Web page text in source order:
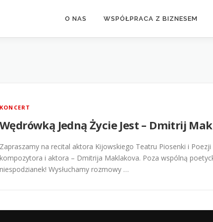
O NAS WSPÓŁPRACA Z BIZNESEM
KONCERT
Wędrówką Jedną Życie Jest – Dmitrij
Zapraszamy na recital aktora Kijowskiego Teatru Piosenki i
kompozytora i aktora – Dmitrija Maklakova. Poza wspólną
niespodzianek! Wysłuchamy rozmowy …